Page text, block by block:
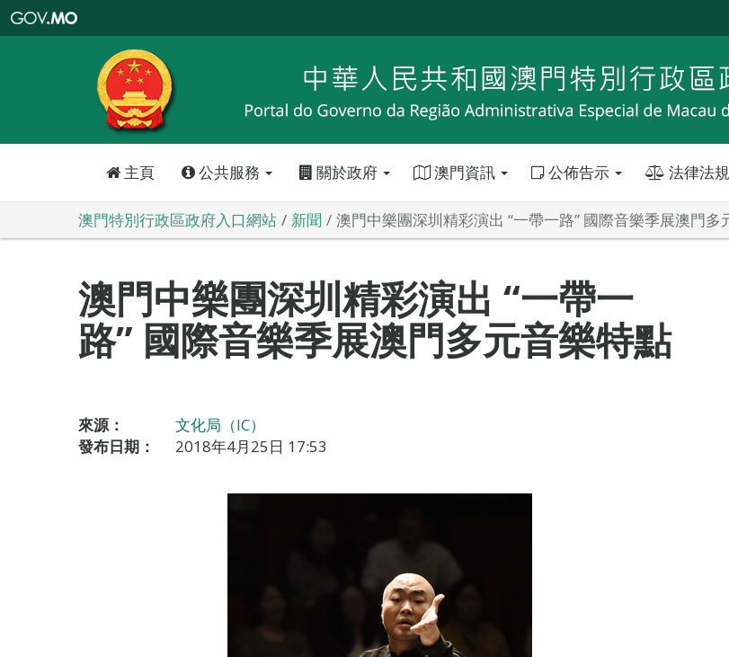
特
政
區
政
口
主頁 公共服務 關於政府 澳門資訊 公佈告示 法律法規
澳門特別行政區政府入口網站 新聞 澳門中樂團深圳精彩演出 “一帶一路” 國際音樂季展澳門多
澳門中樂團深圳精彩演出 “一帶一
路” 國際音樂季展澳門多元音樂特點
來源：
文化局（IC）
發布日期：
2018年4月25日 17:53